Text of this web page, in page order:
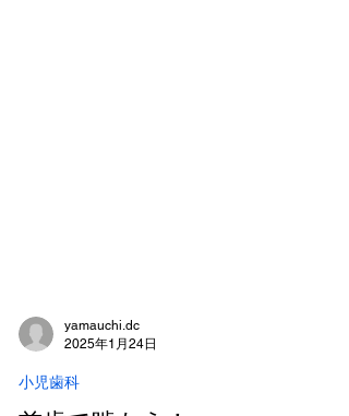
yamauchi.dc
2025年1月24日